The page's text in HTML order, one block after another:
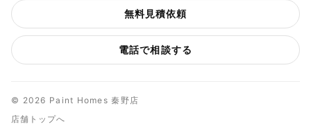
無料見積依頼
電話で相談する
© 2026 Paint Homes 秦野店
店舗トップへ